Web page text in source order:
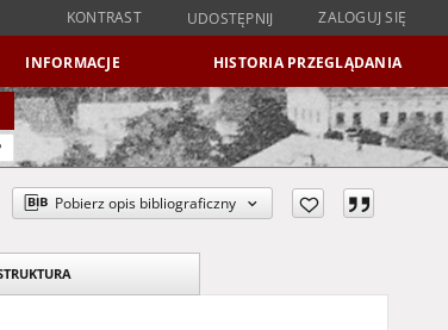
KONTRAST UDOSTĘPNIJ ZALOGUJ SIĘ
INFORMACJE HISTORIA PRZEGLĄDANIA
Pobierz opis bibliograficzny